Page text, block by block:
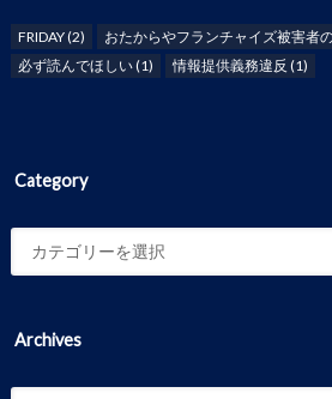
FRIDAY(2) おたからやフランチャイズ被害者
必ず読んでほしい(1) 情報提供義務違反 (1)
Category
Archives